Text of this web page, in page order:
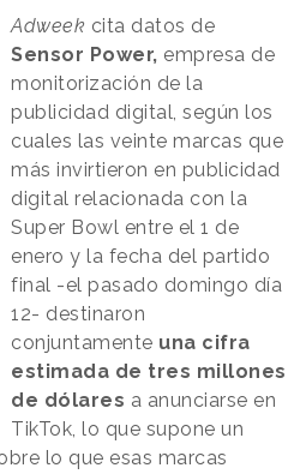
Adweek cita datos de
Sensor Power, empresa de
monitorización de la
publicidad digital, según los
cuales las veinte marcas que
más invirtieron en publicidad
digital relacionada con la
Super Bowl entre el 1 de
enero y la fecha del partido
final -el pasado domingo día
12- destinaron
conjuntamente una cifra
estimada de tres millones
de dólares a anunciarse en
TikTok, lo que supone un
lo que esas marcas